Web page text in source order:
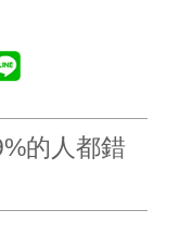
的人都錯